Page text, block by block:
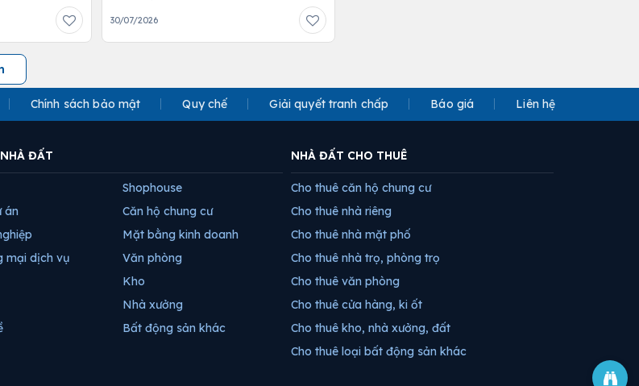
30/07/2026
Chính sách bảo mật Quy chế Giải quyết tranh chấp Báo giá Liên hệ
ĐẤT
án
mại dịch vụ
Shophouse
Căn hộ chung cư
Mặt bằng kinh doanh
Văn phòng
Kho
Nhà xưởng
Bất động sản khác
NHÀ ĐẤT CHO THUÊ
Cho thuê căn hộ chung cư
Cho thuê nhà riêng
Cho thuê nhà mặt phố
Cho thuê nhà trọ, phòng trọ
Cho thuê văn phòng
Cho thuê cửa hàng, ki ốt
Cho thuê kho, nhà xưởng, đất
Cho thuê loại bất động sản khác